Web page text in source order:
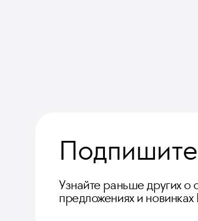
Узнайте раньше других о
предложениях и